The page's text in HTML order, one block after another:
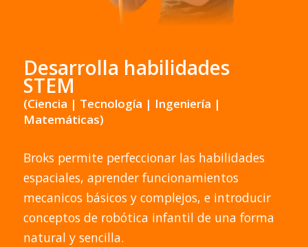
Desarrolla habilidades
STEM
(Ciencia | Tecnología | Ingeniería |
Matemáticas)
Broks permite perfeccionar las habilidades
espaciales, aprender funcionamientos
mecanicos básicos y complejos, e introducir
conceptos de robótica infantil de una forma
natural y sencilla.